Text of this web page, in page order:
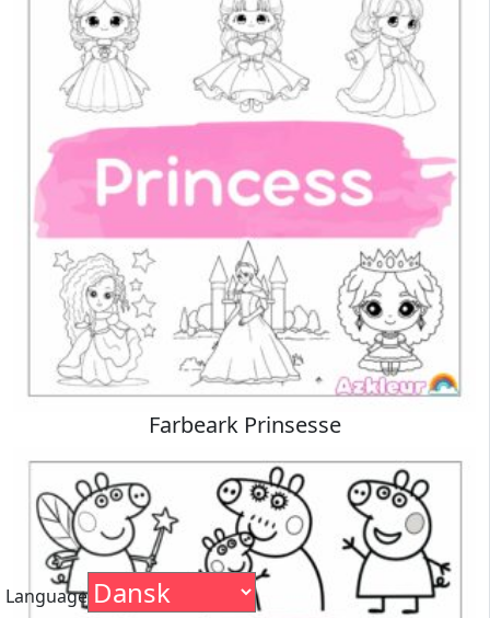
Farbeark Prinsesse
Language